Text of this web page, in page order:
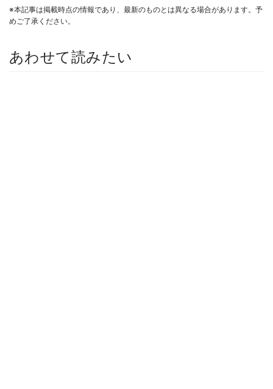
※本記事は掲載時点の情報であり、最新のものとは異なる場合があります。予
めご了承ください。
あわせて読みたい